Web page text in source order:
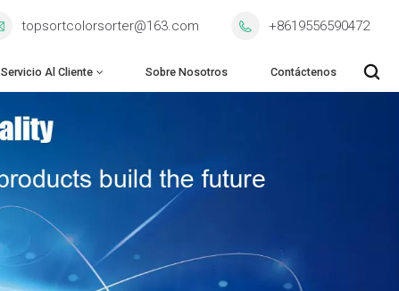
topsortcolorsorter@163.com +8619556590472
Servicio Al Cliente Sobre Nosotros Contáctenos